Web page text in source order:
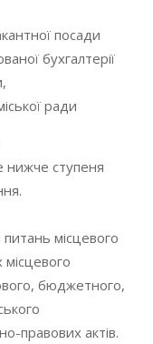
посади
бухгалтерії
ради
нижче ступеня
місцевого
бюджетного,
правових актів.